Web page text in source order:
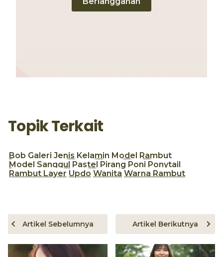
Topik Terkait
Bob Galeri Jenis Kelamin Model Rambut
Model Sanggul Pastel Pirang Poni Ponytail
Rambut Layer Updo Wanita Warna Rambut
Artikel Sebelumnya Artikel Berikutnya